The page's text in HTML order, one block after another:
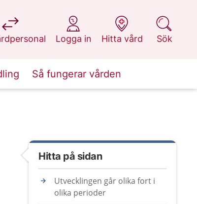
1177.se
Logga in
på 1177.se
Hitta vård
på 1177.se
Sök
på 1177.se
Så fungerar vården
Hitta på sidan
Utvecklingen går olika fort i
olika perioder